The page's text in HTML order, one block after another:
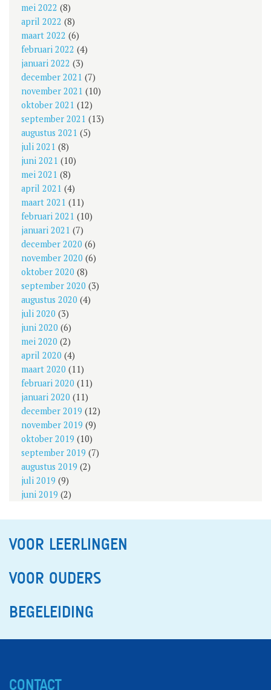
mei 2022 (8)
april 2022 (8)
maart 2022 (6)
februari 2022 (4)
januari 2022 (3)
december 2021 (7)
november 2021 (10)
oktober 2021 (12)
september 2021 (13)
augustus 2021 (5)
juli 2021 (8)
juni 2021 (10)
mei 2021 (8)
april 2021 (4)
maart 2021 (11)
februari 2021 (10)
januari 2021 (7)
december 2020 (6)
november 2020 (6)
oktober 2020 (8)
september 2020 (3)
augustus 2020 (4)
juli 2020 (3)
juni 2020 (6)
mei 2020 (2)
april 2020 (4)
maart 2020 (11)
februari 2020 (11)
januari 2020 (11)
december 2019 (12)
november 2019 (9)
oktober 2019 (10)
september 2019 (7)
augustus 2019 (2)
juli 2019 (9)
juni 2019 (2)
VOOR LEERLINGEN
VOOR OUDERS
BEGELEIDING
CONTACT